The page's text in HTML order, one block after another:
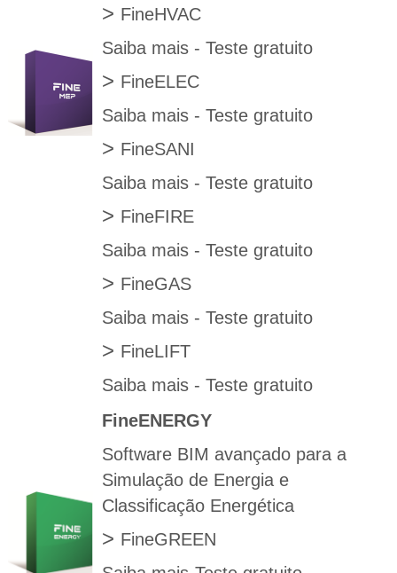
> FineHVAC
Saiba mais - Teste gratuito
> FineELEC
Saiba mais - Teste gratuito
> FineSANI
Saiba mais - Teste gratuito
> FineFIRE
Saiba mais - Teste gratuito
> FineGAS
Saiba mais - Teste gratuito
> FineLIFT
Saiba mais - Teste gratuito
FineENERGY
Software BIM avançado para a
Simulação de Energia e
Classificação Energética
> FineGREEN